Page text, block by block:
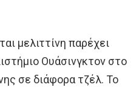
μελιττίνη παρέχει
Ουάσινγκτον στο
σε διάφορα τζέλ. Το